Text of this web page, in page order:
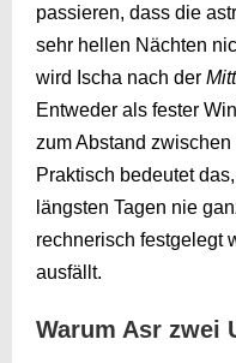
passieren, dass die
sehr hellen Nächten
wird Ischa nach der
Entweder als fester
zum Abstand
Praktisch bedeutet
längsten Tagen nie
rechnerisch festgelegt
ausfällt.
Warum Asr zwei